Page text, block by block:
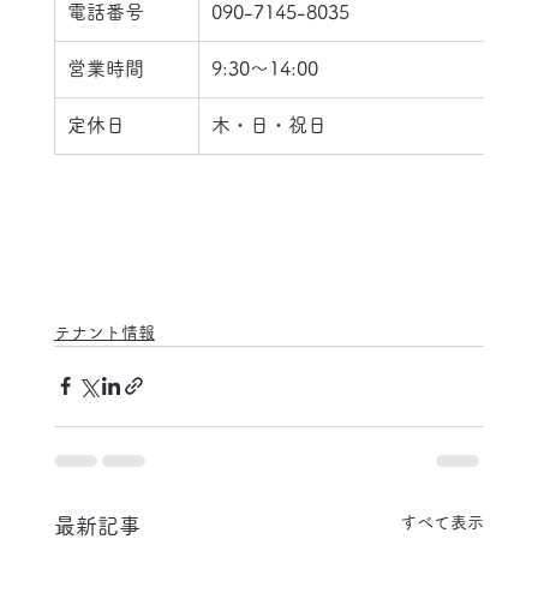
電話番号 090-7145-8035
営業時間 9:30〜14:00
定休日 木・日・祝日
テナント情報
最新記事 すべて表示